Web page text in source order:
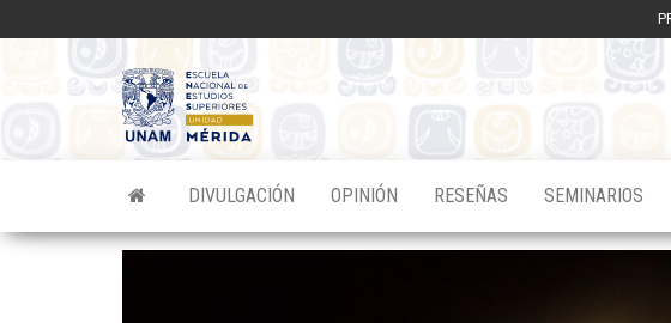
Mérida
DIVULGACIÓN OPINIÓN RESEÑAS SEMINARIOS